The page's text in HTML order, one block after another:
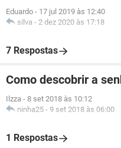
Eduardo - 17 jul 2019 às 12:40
silva - 2 dez 2020 às 17:18
7 Respostas
Como descobrir a
Ilzza - 8 set 2018 às 10:12
ninha25 - 9 set 2018 às 06:00
1 Respostas